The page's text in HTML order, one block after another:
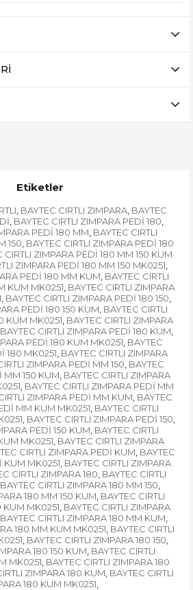
Etiketler
BAYTEC CIRTLI ZIMPARA BAYTEC
BAYTEC CIRTLI ZIMPARA PEDİ 180
PEDİ 180 MM BAYTEC CIRTLI
150 BAYTEC CIRTLI ZIMPARA PEDİ 180
CIRTLI ZIMPARA PEDİ 180 MM 150 KUM
ZIMPARA PEDİ 180 MM 150 MK0251
PEDİ 180 MM KUM BAYTEC CIRTLI
KUM MK0251 BAYTEC CIRTLI ZIMPARA
BAYTEC CIRTLI ZIMPARA PEDİ 180 150
PEDİ 180 150 KUM BAYTEC CIRTLI
KUM MK0251 BAYTEC CIRTLI ZIMPARA
BAYTEC CIRTLI ZIMPARA PEDİ 180 KUM
PEDİ 180 KUM MK0251 BAYTEC
180 MK0251 BAYTEC CIRTLI ZIMPARA
ZIMPARA PEDİ MM 150 BAYTEC
MM 150 KUM BAYTEC CIRTLI ZIMPARA
BAYTEC CIRTLI ZIMPARA PEDİ MM
ZIMPARA PEDİ MM KUM BAYTEC
MM KUM MK0251 BAYTEC CIRTLI
BAYTEC CIRTLI ZIMPARA PEDİ 150
PEDİ 150 KUM BAYTEC CIRTLI
MK0251 BAYTEC CIRTLI ZIMPARA
CIRTLI ZIMPARA PEDİ KUM BAYTEC
KUM MK0251 BAYTEC CIRTLI ZIMPARA
CIRTLI ZIMPARA 180 BAYTEC CIRTLI
BAYTEC CIRTLI ZIMPARA 180 MM 150
180 MM 150 KUM BAYTEC CIRTLI
KUM MK0251 BAYTEC CIRTLI ZIMPARA
BAYTEC CIRTLI ZIMPARA 180 MM KUM
180 MM KUM MK0251 BAYTEC CIRTLI
BAYTEC CIRTLI ZIMPARA 180 150
180 150 KUM BAYTEC CIRTLI
MK0251 BAYTEC CIRTLI ZIMPARA 180
ZIMPARA 180 KUM BAYTEC CIRTLI
180 KUM MK0251